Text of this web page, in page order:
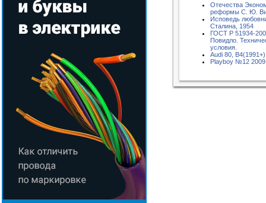
Отечества
реформы С. Ю.
Исповедь
Сталина, 1954
ГОСТ Р 51934-
Повидло.
условия.
Audi 80, B4(1991+)
Playboy №12 2009